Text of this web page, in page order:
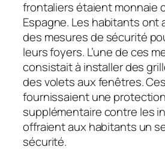
frontaliers étaient monnaie
Espagne. Les habitants ont
des mesures de sécurité
leurs foyers. L’une de ces
consistait à installer des
des volets aux fenêtres.
fournissaient une protection
supplémentaire contre les
offraient aux habitants un
sécurité.